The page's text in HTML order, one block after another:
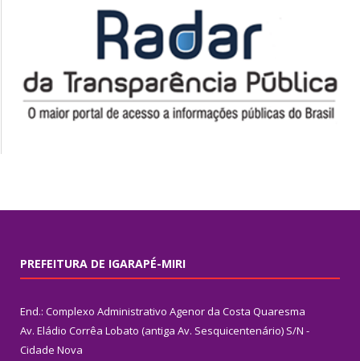
PREFEITURA DE IGARAPÉ-MIRI
End.: Complexo Administrativo Agenor da Costa Quaresma
Av. Eládio Corrêa Lobato (antiga Av. Sesquicentenário) S/N -
Cidade Nova